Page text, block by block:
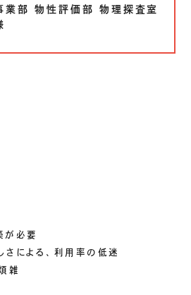
業部 物性評価部 物理探査室
が必要
さによる、利用率の低迷
雑